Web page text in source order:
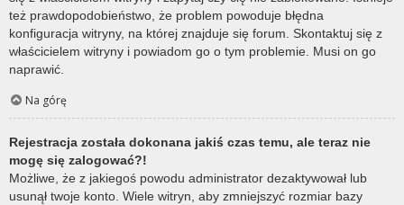
też prawdopodobieństwo, że problem powoduje błędna
konfiguracja witryny, na której znajduje się forum. Skontaktuj się z
właścicielem witryny i powiadom go o tym problemie. Musi on go
naprawić.
Na górę
Rejestracja została dokonana jakiś czas temu, ale teraz nie
mogę się zalogować?!
Możliwe, że z jakiegoś powodu administrator dezaktywował lub
usunął twoje konto. Wiele witryn, aby zmniejszyć rozmiar bazy